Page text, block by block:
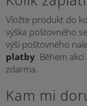
Vložte produkt do
výška poštovného se
výši poštovného
platby. Během
zdarma.
Kam mi